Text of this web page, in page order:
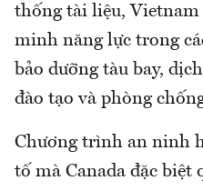
thống tài liệu,
minh năng lực trong
bảo dưỡng tàu bay,
đào tạo và phòng
Chương trình an ninh
tố mà Canada đặc biệt